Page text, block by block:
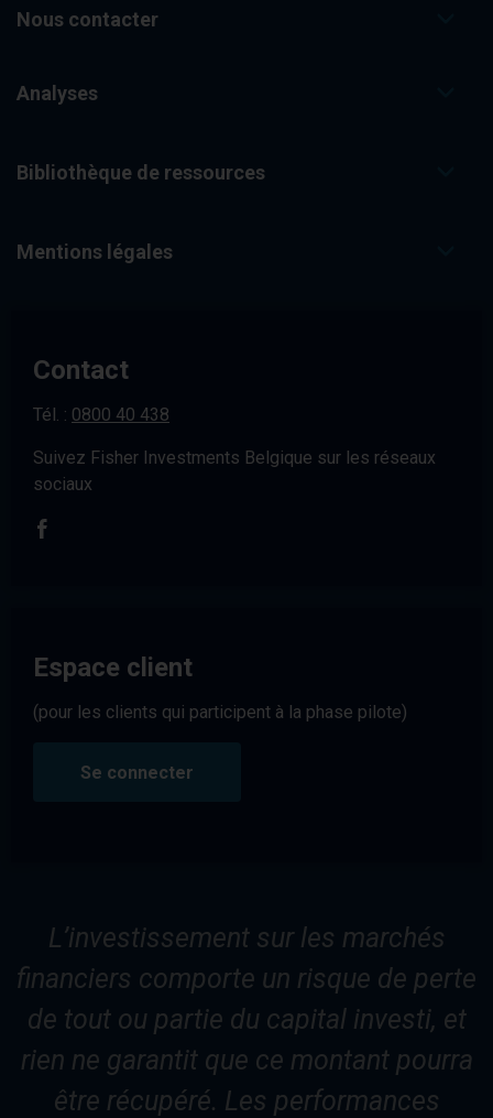
Nous contacter
Analyses
Bibliothèque de ressources
Mentions légales
Contact
Tél. : 0800 40 438
Suivez Fisher Investments Belgique sur les réseaux
sociaux
Espace client
(pour les clients qui participent à la phase pilote)
Se connecter
L’investissement sur les marchés
financiers comporte un risque de perte
de tout ou partie du capital investi, et
rien ne garantit que ce montant pourra
être récupéré. Les performances